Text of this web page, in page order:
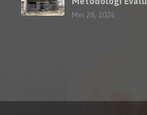
Kewajaran
Mei 28, 2026